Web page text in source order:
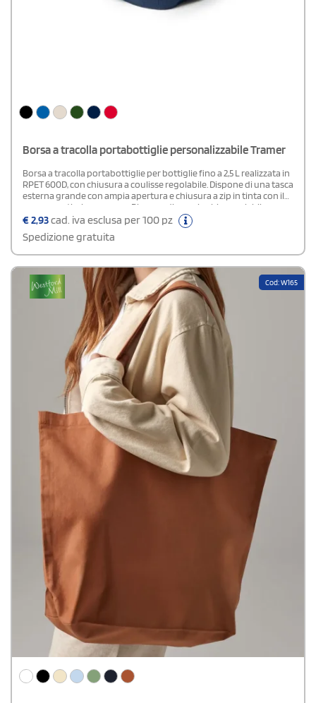
Borsa a tracolla portabottiglie personalizzabile Tramer
Borsa a tracolla portabottiglie per bottiglie fino a 2,5 L realizzata in
RPET 600D, con chiusura a coulisse regolabile. Dispone di una tasca
esterna grande con ampia apertura e chiusura a zip in tinta con il
corpo, con tiralampo nero. Dispone di una cinghia regolabile
rinforzata per il trasporto, rimovibile grazie al moschettone
incorporato. L'interno foderato lo rende resistente e durevole.
€2,93cad. iva esclusa per 100 pz
Spedizione gratuita
Cod: W165